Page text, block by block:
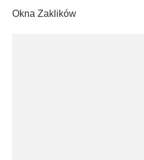
Okna Zaklików